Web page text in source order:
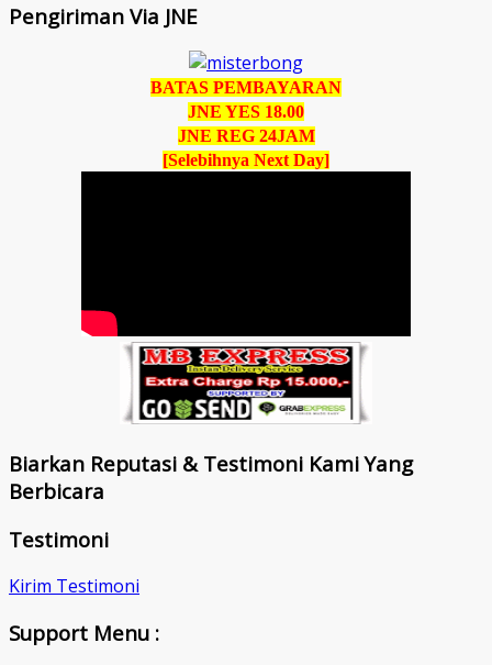
Pengiriman Via JNE
BATAS PEMBAYARAN
JNE YES 18.00
JNE REG 24JAM
[Selebihnya Next Day]
Biarkan Reputasi & Testimoni Kami Yang
Berbicara
Testimoni
Kirim Testimoni
Support Menu :